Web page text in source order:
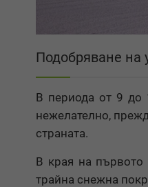
Подобряване на
В периода от 9 до
нежелателно,
страната.
В края на първото
трайна снежна